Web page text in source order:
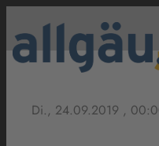
Di., 24.09.2019 ,